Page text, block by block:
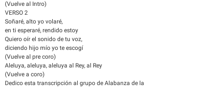
(Vuelve al Intro)
VERSO 2
Soñaré, alto yo volaré,
en ti esperaré, rendido estoy
Quiero oír el sonido de tu voz,
diciendo hijo mío yo te escogí
(Vuelve al pre coro)
Aleluya, aleluya, aleluya al Rey, al Rey
(Vuelve a coro)
Dedico esta transcripción al grupo de Alabanza de la